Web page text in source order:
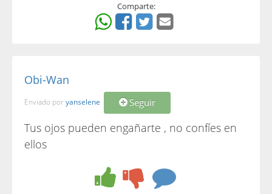
Comparte:
Obi-Wan
Enviado por yanselene Seguir
Tus ojos pueden engañarte , no confíes en
ellos